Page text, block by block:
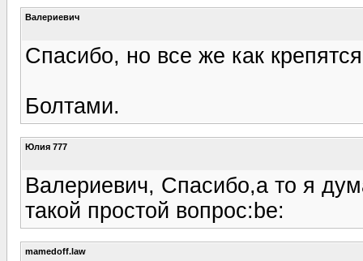
Валериевич
Спасибо, но все же как
Болтами.
Юлия 777
Валериевич, Спасибо,а то я
такой простой вопрос:be:
mamedoff.law